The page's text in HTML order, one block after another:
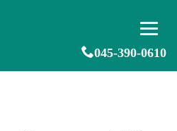
045-390-0610